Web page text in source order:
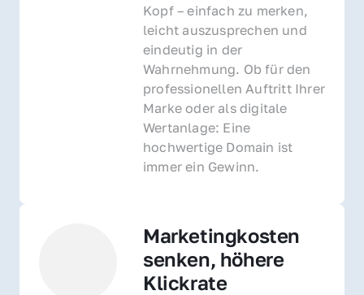
Kopf – einfach zu merken,
leicht auszusprechen und
eindeutig in der
Wahrnehmung. Ob für den
professionellen Auftritt Ihrer
Marke oder als digitale
Wertanlage: Eine
hochwertige Domain ist
immer ein Gewinn.
Marketingkosten
senken, höhere
Klickrate